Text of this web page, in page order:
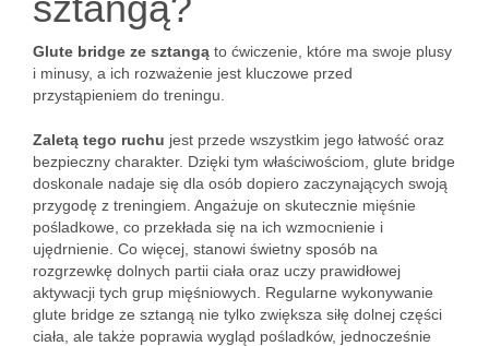
Glute bridge ze sztangą to ćwiczenie, które ma swoje plusy
i minusy, a ich rozważenie jest kluczowe przed
przystąpieniem do treningu.
Zaletą tego ruchu jest przede wszystkim jego łatwość oraz
bezpieczny charakter. Dzięki tym właściwościom, glute bridge
doskonale nadaje się dla osób dopiero zaczynających swoją
przygodę z treningiem. Angażuje on skutecznie mięśnie
pośladkowe, co przekłada się na ich wzmocnienie i
ujędrnienie. Co więcej, stanowi świetny sposób na
rozgrzewkę dolnych partii ciała oraz uczy prawidłowej
aktywacji tych grup mięśniowych. Regularne wykonywanie
glute bridge ze sztangą nie tylko zwiększa siłę dolnej części
ciała, ale także poprawia wygląd pośladków, jednocześnie